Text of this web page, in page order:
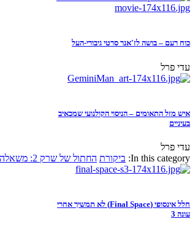
כוח רעם – בושה לז'אנר סרטי גיבורי-העל
עדי פרל
איש מזל התאומים – הניסוי הקולנועי שמכאיב
בעיניים
עדי פרל
In this category: ביקורת החתול של שרק 2: משאלה אחת ודי
חלל אינסופי (Final Space) לא תמשיך אחרי
עונה 3